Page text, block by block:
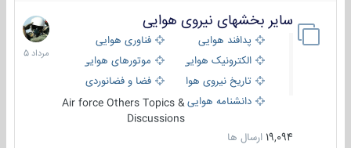
سایر بخشهای نیروی هوایی
پدافند هوایی
فناوری هوایی
الکترونیک هوایی
موتورهای هوایی
تاریخ نیروی هوایی
فضا و فضانوردی
دانشنامه هواییAir force Others Topics &
Discussions
19,094 ارسال ها
2
مرداد
1405